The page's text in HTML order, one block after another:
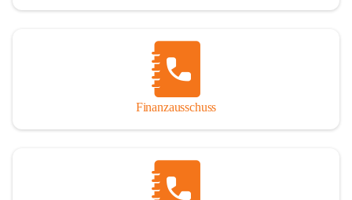
Finanzausschuss